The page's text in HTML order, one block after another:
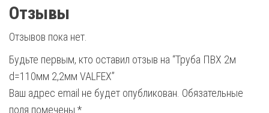
Отзывы
Отзывов пока нет.
Будьте первым, кто оставил отзыв на “Труба ПВХ 2м
d=110мм 2,2мм VALFEX”
Ваш адрес email не будет опубликован. Обязательные
поля помечены *